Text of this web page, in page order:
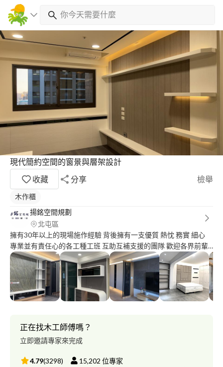
現代簡約空間的窗景與層架設計
收藏
分享 檢舉
木作櫃
揚銘空間規劃
北屯區
擁有30年以上的現場施作經驗 背後擁有一支優質 熱忱 務實 細心
專業並有責任心的各工種工班 互助互補支援的團隊 歡迎各界前輩
好友新知 不吝賜教 給予一份來自遠方的緣份 讓（揚銘空間規劃）
為您服務☺️☺️☺️ 本團隊服務項目： 1.舊屋翻新。 2.新宅空間規
劃，室內空間各項作業。 3.商辦空間。 4.30年以上的木作工項制作
5.公辦單位，裝修工程！
正在找木工師傅嗎？
立即邀請專家來完成
4.79(3298) 15,202 位專家